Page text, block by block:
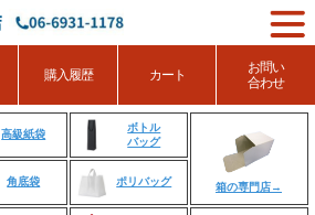
高級紙袋
ボトル
バッグ
箱の専門店→
角底袋 ポリバッグ
購入履歴 カート
お問い
合わせ